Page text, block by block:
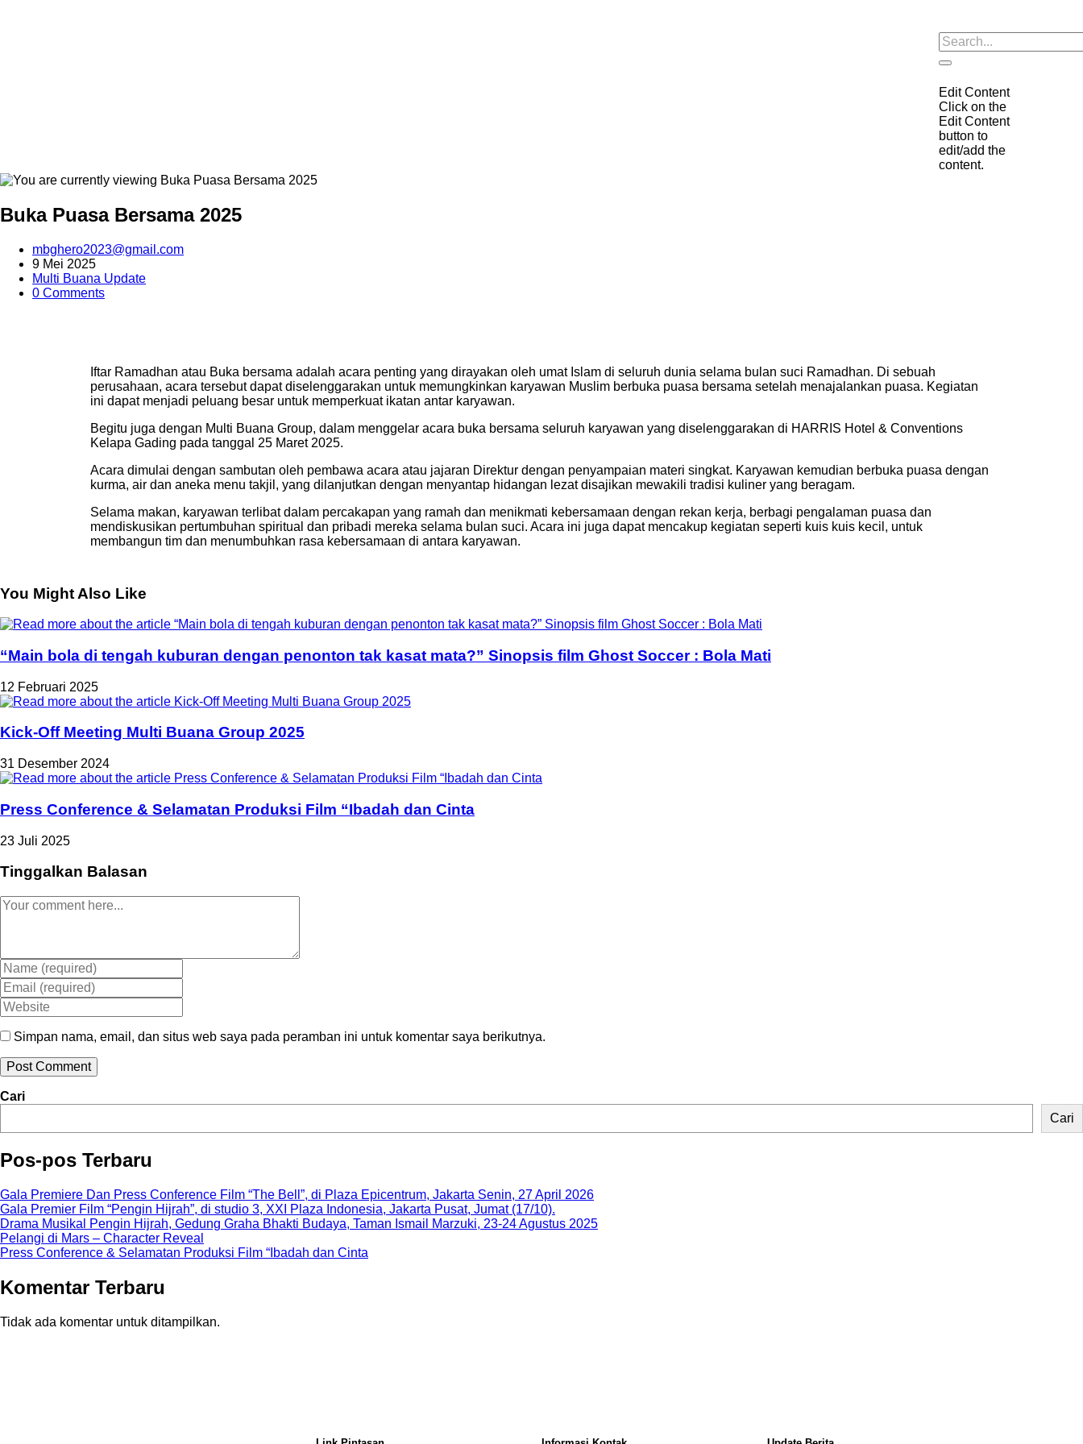
Edit Content
Click on the
Edit Content
button to
edit/add the
content.
Buka Puasa Bersama 2025
mbghero2023@gmail.com
9 Mei 2025
Multi Buana Update
0 Comments
Iftar Ramadhan atau Buka bersama adalah acara penting yang dirayakan oleh umat Islam di seluruh dunia selama bulan suci Ramadhan. Di sebuah
perusahaan, acara tersebut dapat diselenggarakan untuk memungkinkan karyawan Muslim berbuka puasa bersama setelah menajalankan puasa. Kegiatan
ini dapat menjadi peluang besar untuk memperkuat ikatan antar karyawan.
Begitu juga dengan Multi Buana Group, dalam menggelar acara buka bersama seluruh karyawan yang diselenggarakan di HARRIS Hotel & Conventions
Kelapa Gading pada tanggal 25 Maret 2025.
Acara dimulai dengan sambutan oleh pembawa acara atau jajaran Direktur dengan penyampaian materi singkat. Karyawan kemudian berbuka puasa dengan
kurma, air dan aneka menu takjil, yang dilanjutkan dengan menyantap hidangan lezat disajikan mewakili tradisi kuliner yang beragam.
Selama makan, karyawan terlibat dalam percakapan yang ramah dan menikmati kebersamaan dengan rekan kerja, berbagi pengalaman puasa dan
mendiskusikan pertumbuhan spiritual dan pribadi mereka selama bulan suci. Acara ini juga dapat mencakup kegiatan seperti kuis kuis kecil, untuk
membangun tim dan menumbuhkan rasa kebersamaan di antara karyawan.
You Might Also Like
“Main bola di tengah kuburan dengan penonton tak kasat mata?” Sinopsis film Ghost Soccer : Bola Mati
12 Februari 2025
Kick-Off Meeting Multi Buana Group 2025
31 Desember 2024
Press Conference & Selamatan Produksi Film “Ibadah dan Cinta
23 Juli 2025
Tinggalkan Balasan
Simpan nama, email, dan situs web saya pada peramban ini untuk komentar saya berikutnya.
Cari
Cari
Pos-pos Terbaru
Gala Premiere Dan Press Conference Film “The Bell”, di Plaza Epicentrum, Jakarta Senin, 27 April 2026
Gala Premier Film “Pengin Hijrah”, di studio 3, XXI Plaza Indonesia, Jakarta Pusat, Jumat (17/10).
Drama Musikal Pengin Hijrah, Gedung Graha Bhakti Budaya, Taman Ismail Marzuki, 23-24 Agustus 2025
Pelangi di Mars – Character Reveal
Press Conference & Selamatan Produksi Film “Ibadah dan Cinta
Komentar Terbaru
Tidak ada komentar untuk ditampilkan.